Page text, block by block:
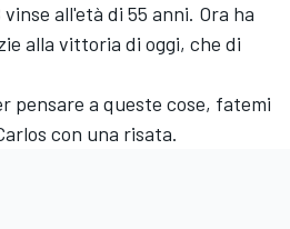
all'età di 55 anni. Ora ha
alla vittoria di oggi, che di
pensare a queste cose, fatemi
con una risata.